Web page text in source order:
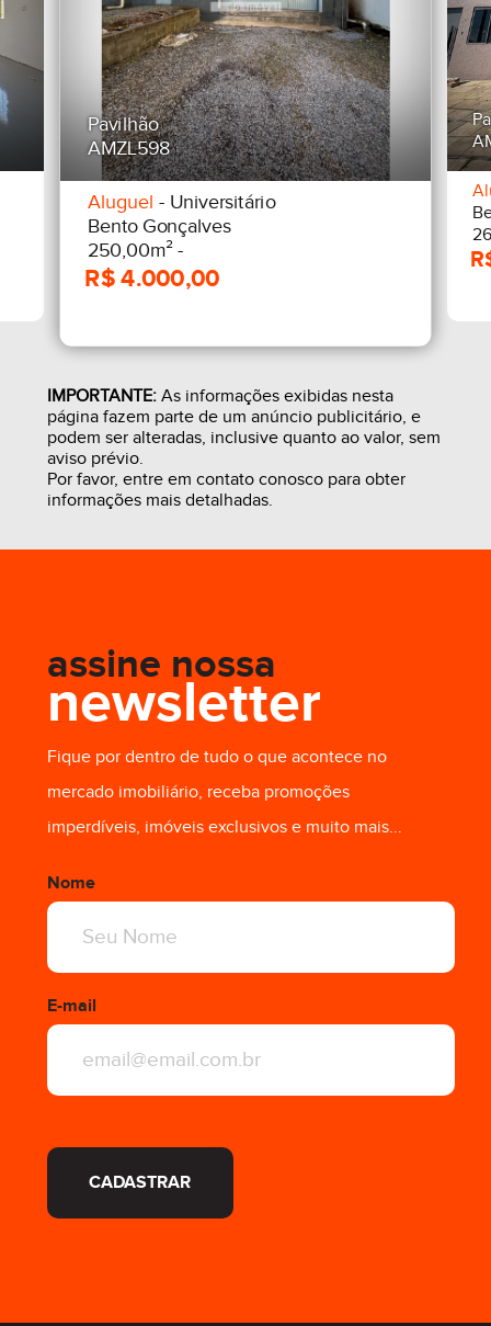
Pavilhão
AMZL598
Aluguel - Universitário
Bento Gonçalves
250,00m² -
IMPORTANTE:As informações exibidas nesta
página fazem parte de um anúncio publicitário, e
podem ser alteradas, inclusive quanto ao valor, sem
aviso prévio.
Por favor, entre em contato conosco para obter
informações mais detalhadas.
assine nossa
newsletter
Fique por dentro de tudo o que acontece no
mercado imobiliário, receba promoções
imperdíveis, imóveis exclusivos e muito mais...
Nome
E-mail
CADASTRAR